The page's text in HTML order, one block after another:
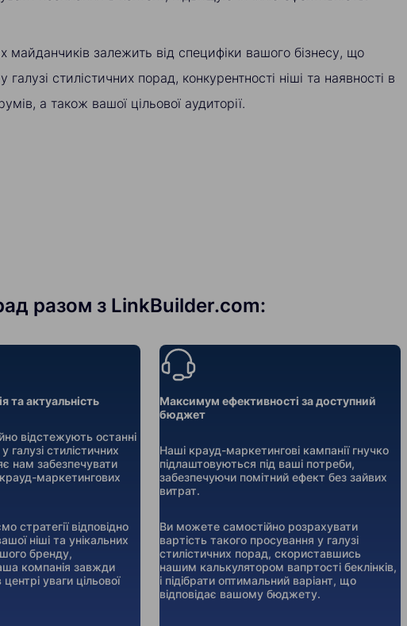
майданчиків залежить від специфіки вашого бізнесу, що
галузі стилістичних порад, конкурентності ніші та наявності в
а також вашої цільової аудиторії.
разом з LinkBuilder.com:
та актуальність
відстежують останні
галузі стилістичних
нам забезпечувати
крауд-маркетингових
стратегії відповідно
ніші та унікальних
бренду,
компанія завжди
уваги цільової
Максимум ефективності за доступний
бюджет
Наші крауд-маркетингові кампанії гнучко
підлаштовуються під ваші потреби,
забезпечуючи помітний ефект без зайвих
витрат.
Ви можете самостійно розрахувати
вартість такого просування у галузі
стилістичних порад, скориставшись
нашим калькулятором вапртості беклінків,
і підібрати оптимальний варіант, що
відповідає вашому бюджету.